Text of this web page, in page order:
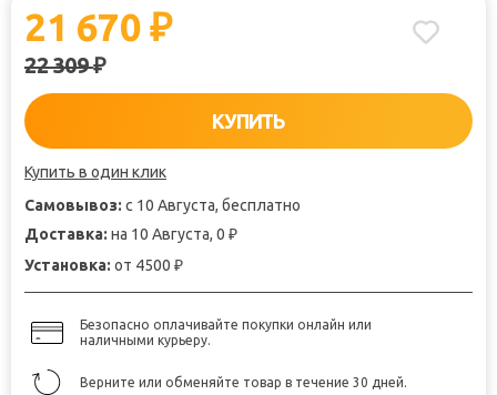
21 670 ₽
22 309₽
КУПИТЬ
Купить в один клик
Самовывоз: с 10 Августа, бесплатно
Доставка: на 10 Августа, 0 ₽
Установка: от 4500 ₽
Безопасно оплачивайте покупки онлайн или
наличными курьеру.
Верните или обменяйте товар в течение 30 дней.